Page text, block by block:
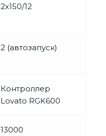
2х150/12
2 (автозапуск)
Контроллер
Lovato RGK600
13000